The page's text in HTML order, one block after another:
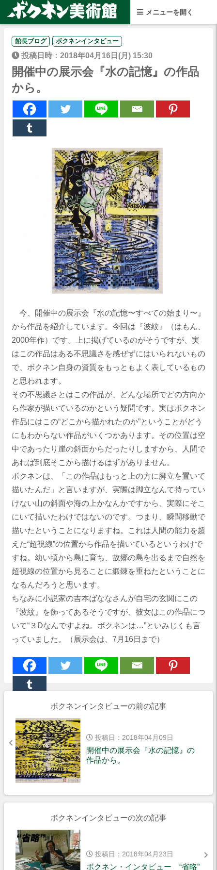
館長ブログ ボクネンインタビュー
投稿日時：2018年04月16日(月) 15:30
開催中の展示会『水の記憶』の作品
から。
今、開催中の展示会『水の記憶〜すべての始まり〜』
から作品を紹介しています。今回は『波紋』（はもん、
2000年作）です。上に掲げているのがそうですが、実
はこの作品はある不思議さを感ぜずにはいられないもの
で、ボクネン自身の資質をもっともよく表しているもの
と思われます。
その不思議さとはこの作品が、どんな場所でどの方向か
ら作家が描いているのかという疑問です。実はボクネン
作品にはこの“どこから描かれたのか”ということがどう
にもわからない作品がいくつかあります。その位置は空
中であったり崖の斜面からだったりしますから、人間で
あれば到底そこから描けるはずがありません。
ボクネンは、「この作品はもっと上の方に脚立を置いて
描いたんだ」と言いますが、実際は脚立なんて持ってい
けない山の斜面や海の上かなんかですから、実際にそこ
にいて描いたわけではないのです。つまり、瞬間移動で
描いたということになりますね。これは人間の能力を超
えた“超視線”の位置から作品を描いているというわけで
すね。幼い頃から島に育ち、故郷の島を出るまで自然を
超視線の位置から見ることに鍛錬を重ねたということに
なるんだろうと思います。
ちなみに小説家の吉本ばななさんが自宅の玄関にこの
『波紋』を飾ってあるそうですが、彼女はこの作品につ
いて“３Dなんですよね。ボクネンは…”といみじくも言
っていました。（展示会は、7月16日まで）
ボクネンインタビューの前の記事
投稿日：2018年04月09日
開催中の展示会『水の記憶』の
作品から。
ボクネンインタビューの次の記事
投稿日：2018年04月23日
ボクネン・インタビュー “省略”